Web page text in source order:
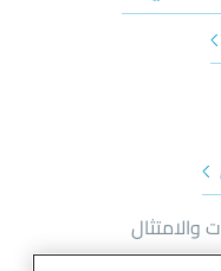
والامتثال